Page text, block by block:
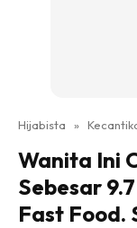
Hijabista »
Wanita Ini
Sebesar
Fast Food.